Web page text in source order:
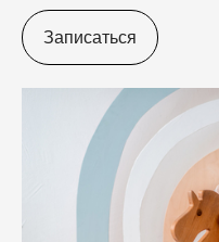
Записаться